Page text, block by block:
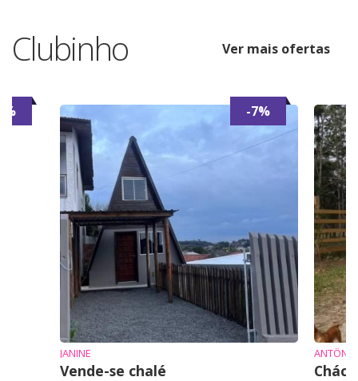
Clubinho Ver mais ofertas
-7%
JANINE
Vende-se chalé
ANTÔNIO